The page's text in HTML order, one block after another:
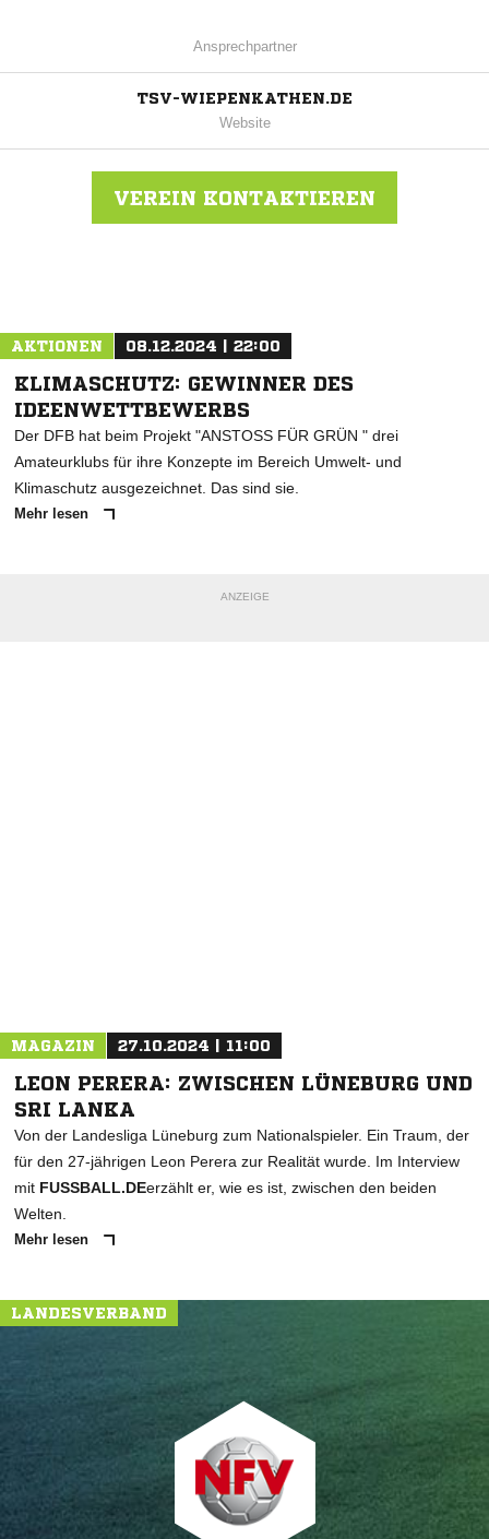
Ansprechpartner
TSV-WIEPENKATHEN.DE
Website
VEREIN KONTAKTIEREN
AKTIONEN 08.12.2024 | 22:00
KLIMASCHUTZ: GEWINNER DES
IDEENWETTBEWERBS
Der DFB hat beim Projekt "ANSTOSS FÜR GRÜN " drei
Amateurklubs für ihre Konzepte im Bereich Umwelt- und
Klimaschutz ausgezeichnet. Das sind sie.
Mehr lesen
ANZEIGE
MAGAZIN 27.10.2024 | 11:00
LEON PERERA: ZWISCHEN LÜNEBURG UND
SRI LANKA
Von der Landesliga Lüneburg zum Nationalspieler. Ein Traum, der
für den 27-jährigen Leon Perera zur Realität wurde. Im Interview
mit FUSSBALL.DEerzählt er, wie es ist, zwischen den beiden
Welten.
Mehr lesen
LANDESVERBAND